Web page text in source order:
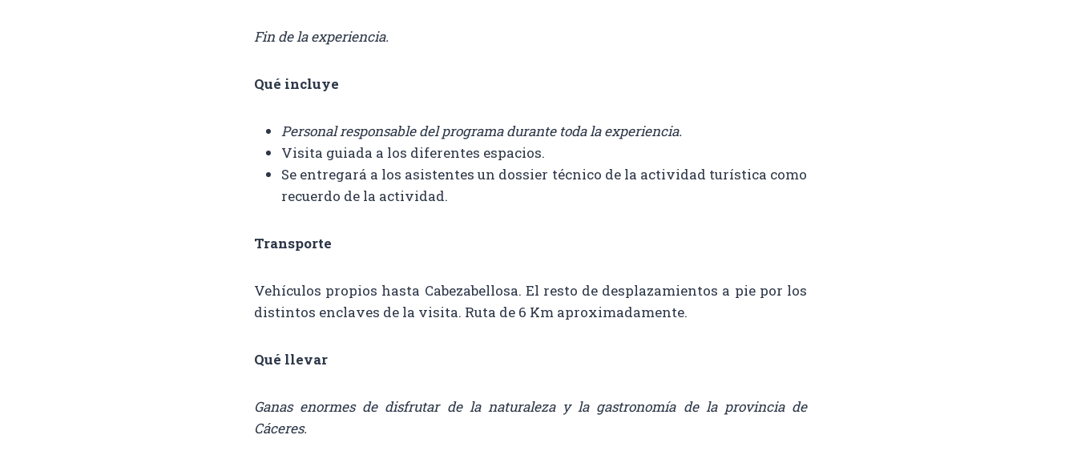
Fin de la experiencia.
Qué incluye
Personal responsable del programa durante toda la experiencia.
Visita guiada a los diferentes espacios.
Se entregará a los asistentes un dossier técnico de la actividad turística como
recuerdo de la actividad.
Transporte
Vehículos propios hasta Cabezabellosa. El resto de desplazamientos a pie por los
distintos enclaves de la visita. Ruta de 6 Km aproximadamente.
Qué llevar
Ganas enormes de disfrutar de la naturaleza y la gastronomía de la provincia de
Cáceres.